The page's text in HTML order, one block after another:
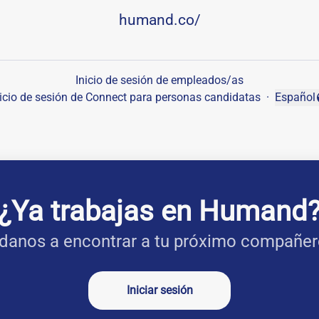
humand.co/
Inicio de sesión de empleados/as
de sesión de Connect para personas candidatas ·
Cambiar
Español
trabajas en
a encontrar a tu próximo
Iniciar sesión